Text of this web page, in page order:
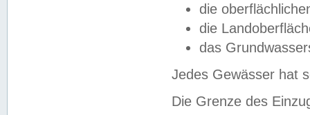
die
die
das
Jedes Gewässer hat
Die Grenze des